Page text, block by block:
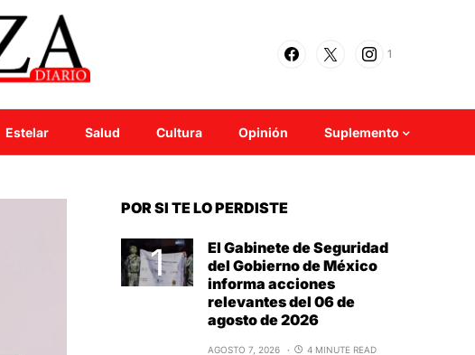
1
Estelar Salud Cultura Opinión Suplemento
POR SI TE LO PERDISTE
El Gabinete de Seguridad
del Gobierno de México
informa acciones
relevantes del 06 de
agosto de 2026
AGOSTO 7, 2026 4 MINUTE READ